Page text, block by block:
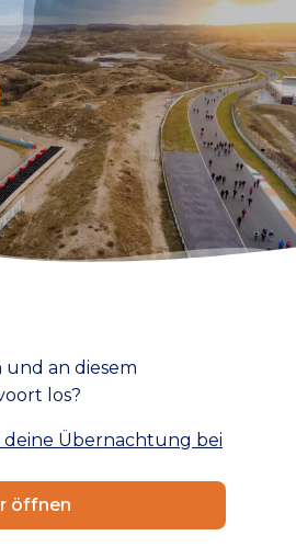
und an diesem
los?
Übernachtung bei
öffnen